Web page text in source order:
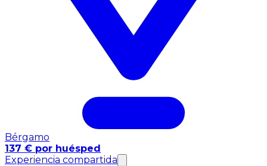
Bérgamo
137 € por huésped
Experiencia compartida